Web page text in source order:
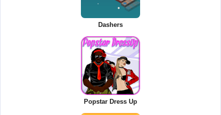
Dashers
Popstar Dress Up